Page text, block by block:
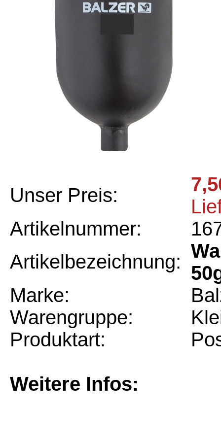
Unser Preis:
Artikelnummer:
Artikelbezeichnung:
Marke:
Warengruppe:
Produktart:
Weitere Infos: